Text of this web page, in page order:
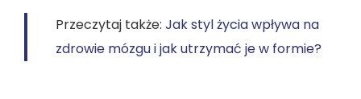
Przeczytaj także: Jak styl życia wpływa na
zdrowie mózgu i jak utrzymać je w formie?